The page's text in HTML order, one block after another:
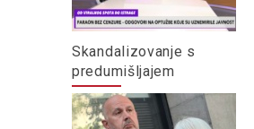
Skandalizovanje s
predumišljajem